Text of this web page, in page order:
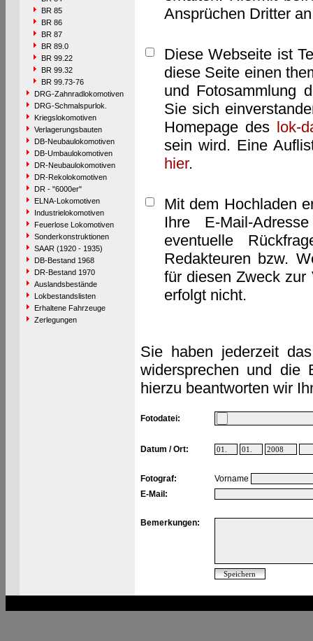
BR 85
BR 86
BR 87
BR 89.0
BR 99.22
BR 99.32
BR 99.73-76
DRG-Zahnradlokomotiven
DRG-Schmalspurlok.
Kriegslokomotiven
Verlagerungsbauten
DB-Neubaulokomotiven
DB-Umbaulokomotiven
DR-Neubaulokomotiven
DR-Rekolokomotiven
DR - "6000er"
ELNA-Lokomotiven
Industrielokomotiven
Feuerlose Lokomotiven
Sonderkonstruktionen
SAAR (1920 - 1935)
DB-Bestand 1968
DR-Bestand 1970
Auslandsbestände
Lokbestandslisten
Erhaltene Fahrzeuge
Zerlegungen
Ansprüchen Dritter
Diese Webseite ist
diese Seite einen
und Fotosammlung
Sie sich
Homepage des lok-
sein wird. Eine
hier.
Mit dem Hochladen
Ihre E-Mail-
eventuelle
Redakteuren bzw.
für diesen Zweck zur
erfolgt nicht.
Sie haben jederzeit
widersprechen und die
hierzu beantworten wir
Fotodatei:
Datum / Ort:
Fotograf:
Vorname
E-Mail:
Bemerkungen: